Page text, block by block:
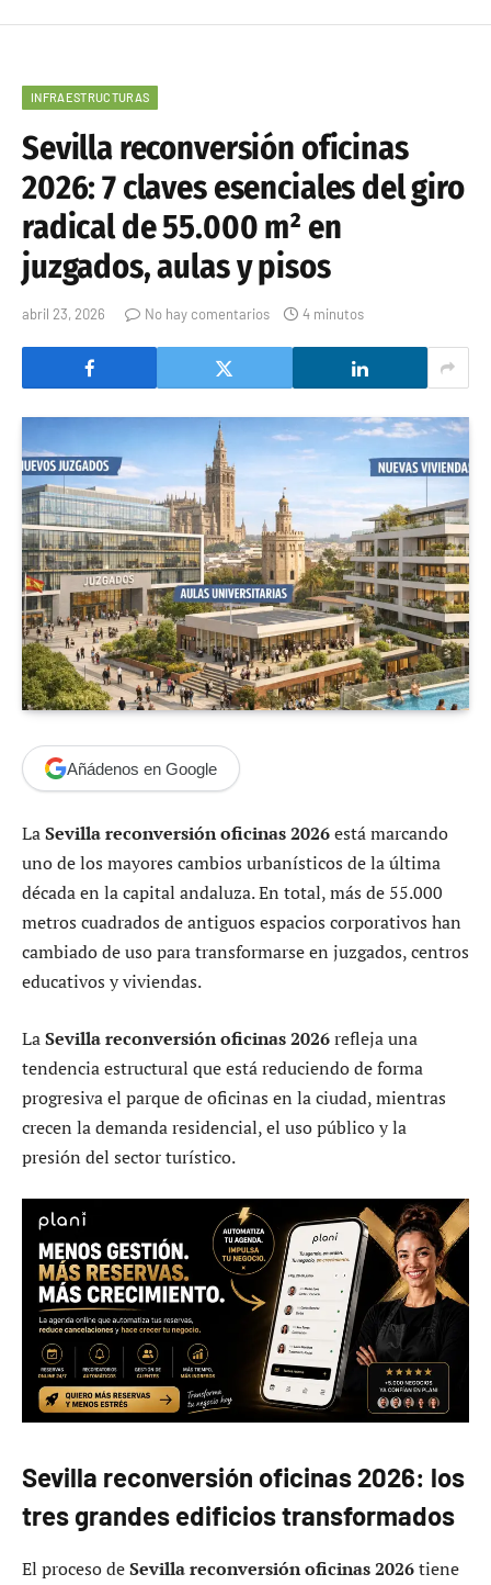
INFRAESTRUCTURAS
Sevilla reconversión oficinas
2026: 7 claves esenciales del giro
radical de 55.000 m² en
juzgados, aulas y pisos
abril 23, 2026 No hay comentarios 4 minutos
Añádenos en Google
LaSevilla reconversión oficinas 2026está marcando
uno de los mayores cambios urbanísticos de la última
década en la capital andaluza. En total, más de 55.000
metros cuadrados de antiguos espacios corporativos han
cambiado de uso para transformarse en juzgados, centros
educativos y viviendas.
LaSevilla reconversión oficinas 2026refleja una
tendencia estructural que está reduciendo de forma
progresiva el parque de oficinas en la ciudad, mientras
crecen la demanda residencial, el uso público y la
presión del sector turístico.
Sevilla reconversión oficinas 2026: los
tres grandes edificios transformados
El proceso deSevilla reconversión oficinas 2026tiene